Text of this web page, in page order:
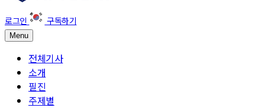
Menu
전체기사
소개
필진
주제별